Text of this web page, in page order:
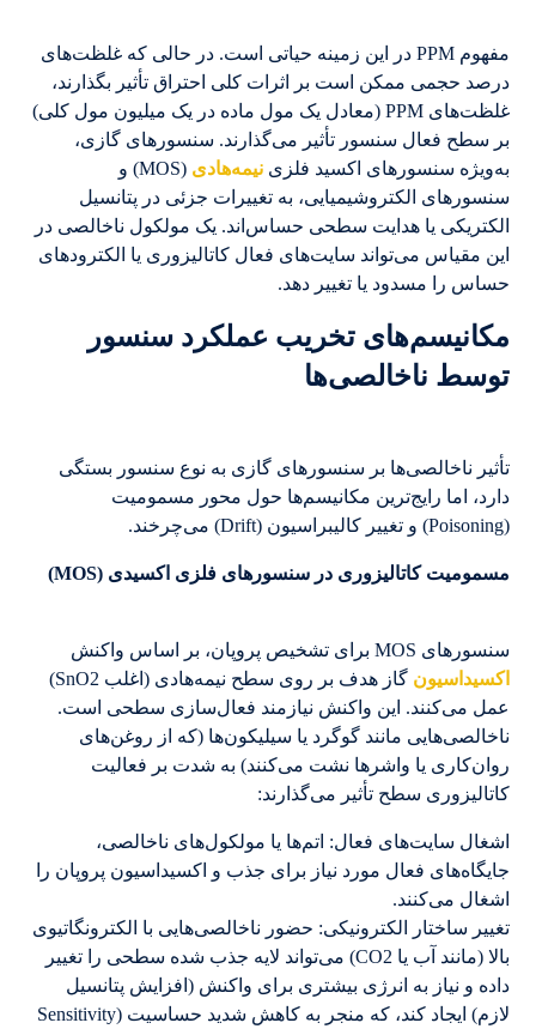
مفهوم PPM در این زمینه حیاتی است. در حالی که غلظت‌های
درصد حجمی ممکن است بر اثرات کلی احتراق تأثیر بگذارند،
غلظت‌های PPM (معادل یک مول ماده در یک میلیون مول کلی)
بر سطح فعال سنسور تأثیر می‌گذارند. سنسورهای گازی،
به‌ویژه سنسورهای اکسید فلزینیمه‌هادی
(MOS) و
سنسورهای الکتروشیمیایی، به تغییرات جزئی در پتانسیل
الکتریکی یا هدایت سطحی حساس‌اند. یک مولکول ناخالصی در
این مقیاس می‌تواند سایت‌های فعال کاتالیزوری یا الکترودهای
حساس را مسدود یا تغییر دهد.
مکانیسم‌های تخریب عملکرد سنسور
توسط ناخالصی‌ها
تأثیر ناخالصی‌ها بر سنسورهای گازی به نوع سنسور بستگی
دارد، اما رایج‌ترین مکانیسم‌ها حول محور مسمومیت
(Poisoning) و تغییر کالیبراسیون (Drift) می‌چرخند.
مسمومیت کاتالیزوری در سنسورهای فلزی اکسیدی (MOS)
سنسورهای MOS برای تشخیص پروپان، بر اساس واکنش
اکسیداسیون
گاز هدف بر روی سطح نیمه‌هادی (اغلب SnO2)
عمل می‌کنند. این واکنش نیازمند فعال‌سازی سطحی است.
ناخالصی‌هایی مانند گوگرد یا سیلیکون‌ها (که از روغن‌های
روان‌کاری یا واشرها نشت می‌کنند) به شدت بر فعالیت
کاتالیزوری سطح تأثیر می‌گذارند:
اشغال سایت‌های فعال: اتم‌ها یا مولکول‌های ناخالصی،
جایگاه‌های فعال مورد نیاز برای جذب و اکسیداسیون پروپان را
اشغال می‌کنند.
تغییر ساختار الکترونیکی: حضور ناخالصی‌هایی با الکترونگاتیوی
بالا (مانند آب یا CO2) می‌تواند لایه جذب شده سطحی را تغییر
داده و نیاز به انرژی بیشتری برای واکنش (افزایش پتانسیل
لازم) ایجاد کند، که منجر به کاهش شدید حساسیت (Sensitivity